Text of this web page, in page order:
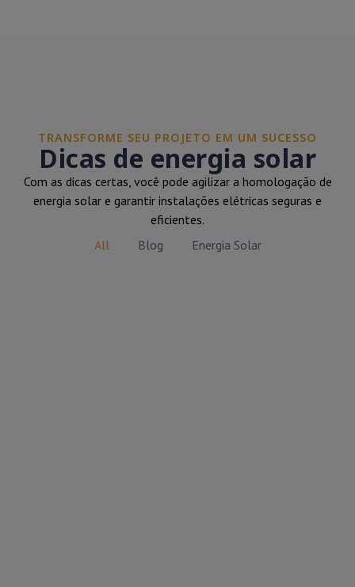
TRANSFORME SEU PROJETO EM UM SUCESSO
Dicas de energia solar
Com as dicas certas, você pode agilizar a homologação de
energia solar e garantir instalações elétricas seguras e
eficientes.
All
Blog Energia Solar